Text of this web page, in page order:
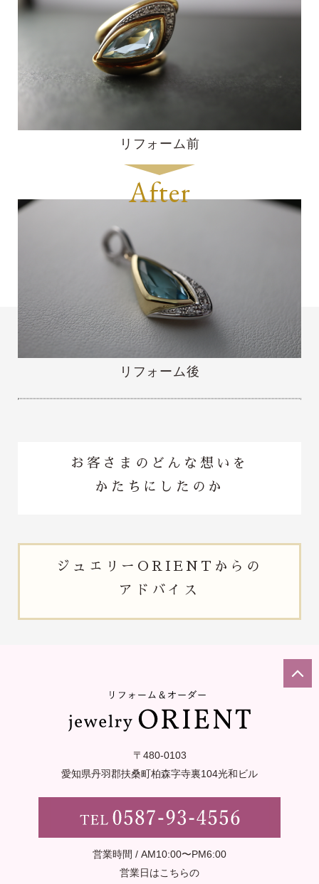
リフォーム前
After
リフォーム後
お客さまのどんな想いを
かたちにしたのか
ジュエリー ORIENTからの
アドバイス
〒480-0103
愛知県丹羽郡扶桑町柏森字寺裏104光和ビル
営業時間 / AM10:00〜PM6:00
営業日はこちらの